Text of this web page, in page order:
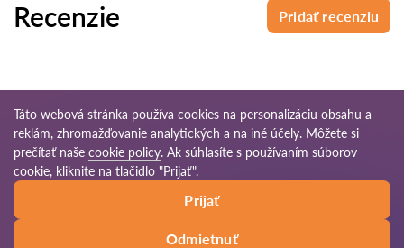
Recenzie Pridať recenziu
© 2026 Pravnikov-sk.com
stránok
Táto webová stránka používa cookies na personalizáciu obsahu a
reklám, zhromažďovanie analytických a na iné účely. Môžete si
prečítať naše cookie policy. Ak súhlasíte s používaním súborov
cookie, kliknite na tlačidlo "Prijať".
Prijať
Odmietnuť